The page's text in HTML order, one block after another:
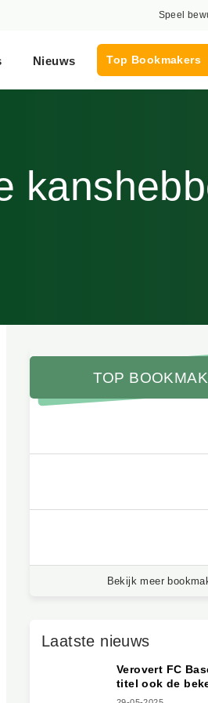
Speel
Nieuws Top Bookmakers
TOP
Bekijk meer
Laatste nieuws
Verovert FC
Zwitserse titel
in finale tegen